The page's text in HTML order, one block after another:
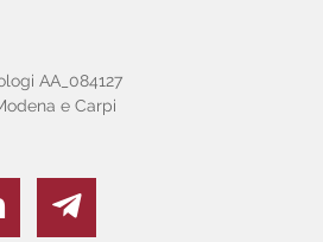
AA_084127
e Carpi